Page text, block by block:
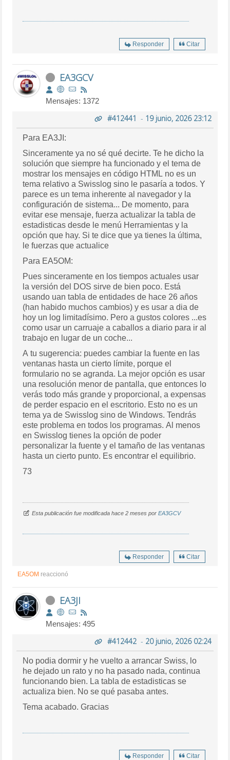
Responder Citar
EA3GCV
Mensajes: 1372
#412441 - 19 junio, 2026 23:12
Para EA3JI:
Sinceramente ya no sé qué decirte. Te he dicho la
solución que siempre ha funcionado y el tema de
mostrar los mensajes en código HTML no es un
tema relativo a Swisslog sino le pasaría a todos. Y
parece es un tema inherente al navegador y la
configuración de sistema... De momento, para
evitar ese mensaje, fuerza actualizar la tabla de
estadisticas desde le menú Herramientas y la
opción que hay. Si te dice que ya tienes la última,
le fuerzas que actualice
Para EA5OM:
Pues sinceramente en los tiempos actuales usar
la versión del DOS sirve de bien poco. Está
usando uan tabla de entidades de hace 26 años
(han habido muchos cambios) y es usar a dia de
hoy un log limitadísimo. Pero a gustos colores ...es
como usar un carruaje a caballos a diario para ir al
trabajo en lugar de un coche...
A tu sugerencia: puedes cambiar la fuente en las
ventanas hasta un cierto límite, porque el
formulario no se agranda. La mejor opción es usar
una resolución menor de pantalla, que entonces lo
verás todo más grande y proporcional, a expensas
de perder espacio en el escritorio. Esto no es un
tema ya de Swisslog sino de Windows. Tendrás
este problema en todos los programas. Al menos
en Swisslog tienes la opción de poder
personalizar la fuente y el tamaño de las ventanas
hasta un cierto punto. Es encontrar el equilibrio.
73
Esta publicación fue modificada hace 2 meses porEA3GCV
Responder Citar
EA5OM reaccionó
EA3JI
Mensajes: 495
#412442- 20 junio, 2026 02:24
No podia dormir y he vuelto a arrancar Swiss, lo
he dejado un rato y no ha pasado nada, continua
funcionando bien. La tabla de estadisticas se
actualiza bien. No se qué pasaba antes.
Tema acabado. Gracias
Responder Citar